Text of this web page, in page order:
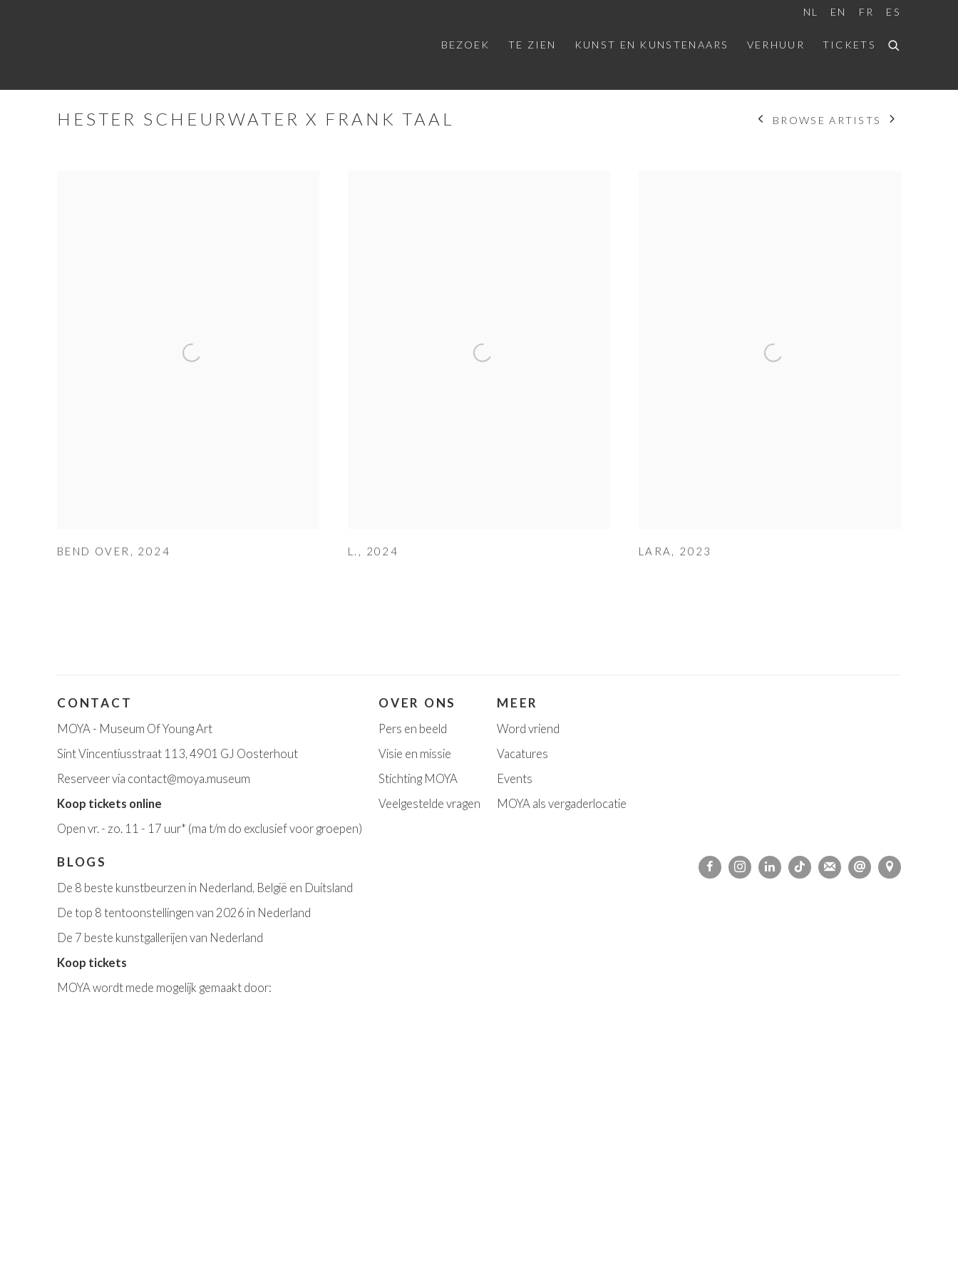
BEZOEK TE ZIEN KUNST EN KUNSTENAARS VERHUUR TICKETS
NL EN FR ES
HESTER SCHEURWATER X FRANK TAAL BROWSE ARTISTS
BEND OVER , 2024 L. , 2024 LARA, 2023
CONTACT
MOYA - Museum Of Young Art
Sint Vincentiusstraat 113, 4901 GJ Oosterhout
Reserveer via contact@moya.museum
Koop tickets online
Open vr. - zo. 11 - 17 uur* (ma t/m do exclusief voor groepen)
OVER ONS
Pers en beeld
Visie en missie
Stichting MOYA
Veelgestelde vragen
MEER
Word vriend
Vacatures
Events
MOYA als vergaderlocatie
BLOGS
De 8 beste kunstbeurzen in Nederland, België en Duitsland
De top 8 tentoonstellingen van 2026 in Nederland
De 7 beste kunstgallerijen van Nederland
Koop tickets
MOYA wordt mede mogelijk gemaakt door: